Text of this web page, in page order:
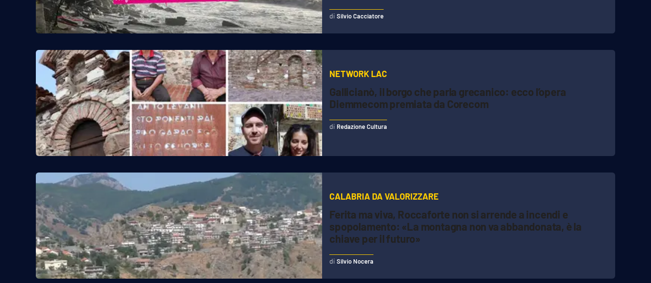
Buona Sanità Calabria
Destinazioni
Lacitymag.it
Lacapitalenews.it
Silvio Cacciatore
NETWORK LAC
Gallicianò, il borgo che parla grecanico: ecco l’opera
Diemmecom premiata da Corecom
Redazione Cultura
CALABRIA DA VALORIZZARE
Ferita ma viva, Roccaforte non si arrende a incendi e
spopolamento: «La montagna non va abbandonata, è la
chiave per il futuro»
Silvio Nocera